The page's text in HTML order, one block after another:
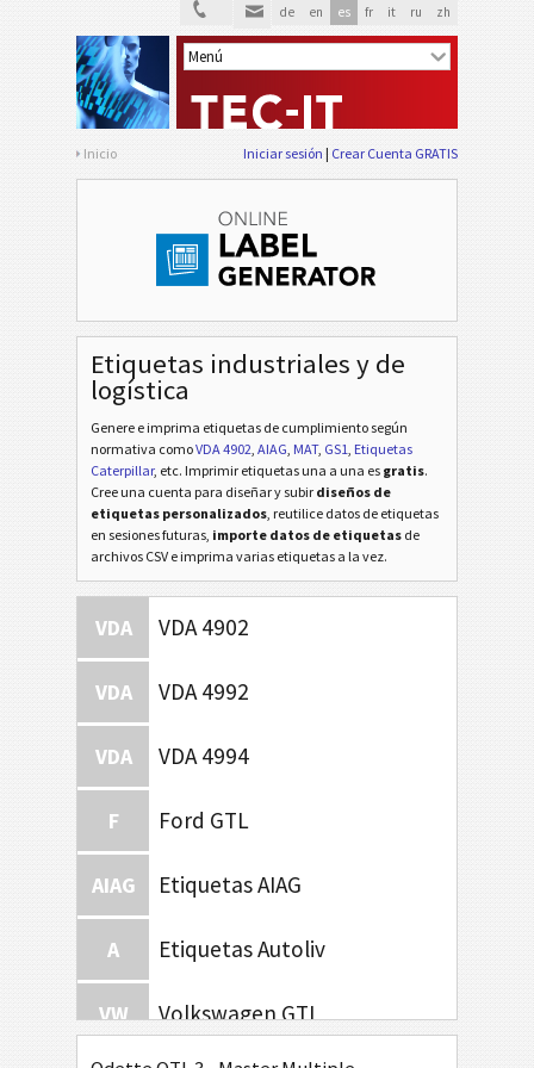
de en es fr it ru zh
Inicio Iniciar sesión Crear Cuenta GRATIS
Etiquetas industriales y de
logística
Genere e imprima etiquetas de cumplimiento según
normativa comoVDA 4902, AIAG, MAT, GS1, Etiquetas
Caterpillar, etc. Imprimir etiquetas una a una es gratis.
Cree una cuenta para diseñar y subir diseños de
etiquetas personalizados, reutilice datos de etiquetas
en sesiones futuras, importe datos de etiquetas de
archivos CSV e imprima varias etiquetas a la vez.
VDA VDA 4902
VDA VDA 4992
VDA VDA 4994
F Ford GTL
AIAG Etiquetas AIAG
A Etiquetas Autoliv
VW Volkswagen GTL